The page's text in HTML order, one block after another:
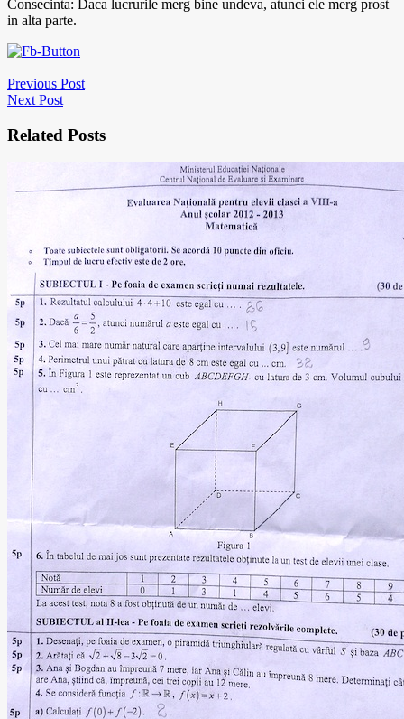
Consecinta: Daca lucrurile merg bine undeva, atunci ele merg prost
in alta parte.
Previous Post
Next Post
Related Posts